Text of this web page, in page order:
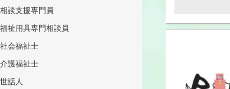
相談支援専門員
福祉用具専門相談員
社会福祉士
介護福祉士
世話人